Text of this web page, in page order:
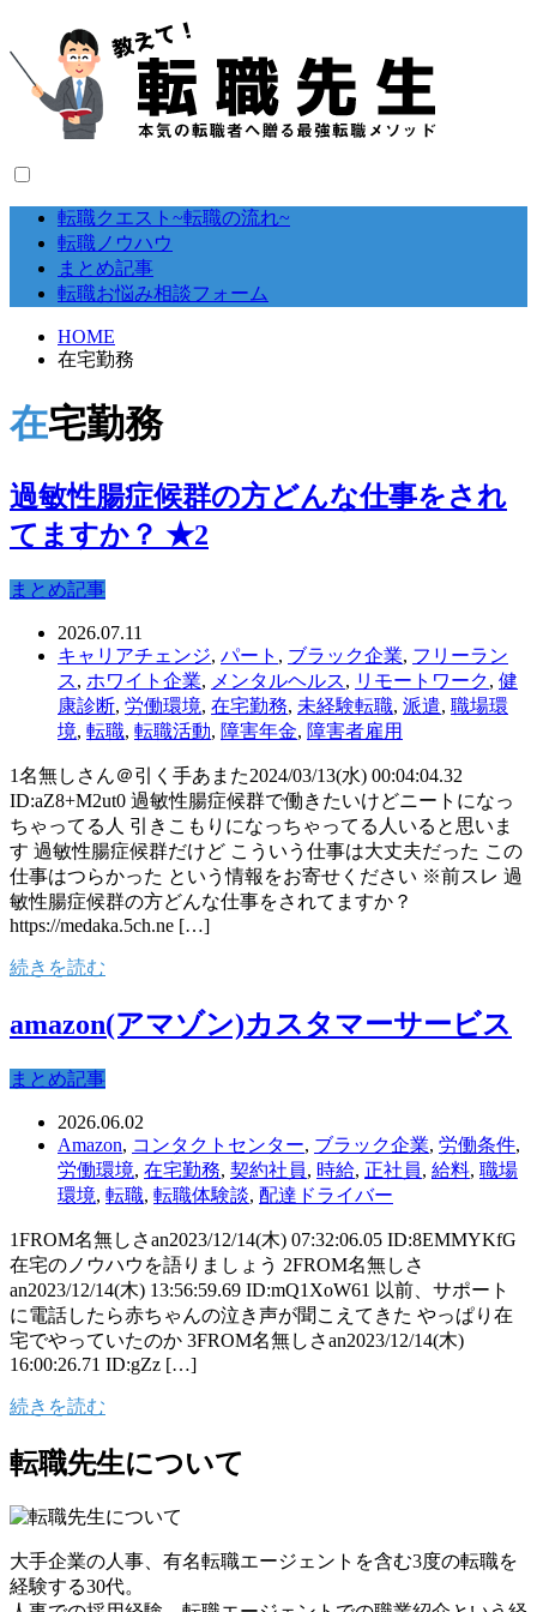
転職クエスト~転職の流れ~
転職ノウハウ
まとめ記事
転職お悩み相談フォーム
HOME
在宅勤務
在宅勤務
過敏性腸症候群の方どんな仕事をされ
てますか？ ★2
まとめ記事
2026.07.11
キャリアチェンジ, パート , ブラック企業, フリーラン
ス, ホワイト企業, メンタルヘルス, リモートワーク, 健
康診断, 労働環境, 在宅勤務, 未経験転職, 派遣, 職場環
境, 転職, 転職活動, 障害年金, 障害者雇用
1名無しさん＠引く手あまた2024/03/13(水) 00:04:04.32
ID:aZ8+M2ut0 過敏性腸症候群で働きたいけどニートになっ
ちゃってる人 引きこもりになっちゃってる人いると思いま
す 過敏性腸症候群だけど こういう仕事は大丈夫だった この
仕事はつらかった という情報をお寄せください ※前スレ 過
敏性腸症候群の方どんな仕事をされてますか？
https://medaka.5ch.ne […]
続きを読む
amazon(アマゾン)カスタマーサービス
まとめ記事
2026.06.02
Amazon, コンタクトセンター, ブラック企業, 労働条件,
労働環境, 在宅勤務, 契約社員, 時給, 正社員, 給料, 職場
環境, 転職, 転職体験談, 配達ドライバー
1FROM名無しさan2023/12/14(木) 07:32:06.05 ID:8EMMYKfG
在宅のノウハウを語りましょう 2FROM名無しさ
an2023/12/14(木) 13:56:59.69 ID:mQ1XoW61 以前、サポート
に電話したら赤ちゃんの泣き声が聞こえてきた やっぱり在
宅でやっていたのか 3FROM名無しさan2023/12/14(木)
16:00:26.71 ID:gZz […]
続きを読む
転職先生について
大手企業の人事、有名転職エージェントを含む3度の転職を
経験する30代。